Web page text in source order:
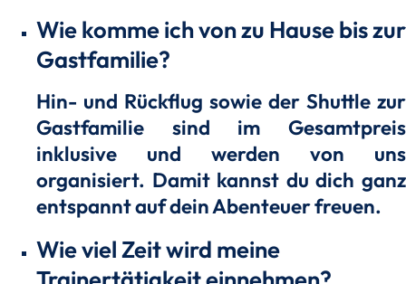
Wie komme ich von zu Hause bis zur
Gastfamilie?
Hin- und Rückflug sowie der Shuttle zur
Gastfamilie sind im Gesamtpreis
inklusive und werden von uns
organisiert. Damit kannst du dich ganz
entspannt auf dein Abenteuer freuen.
Wie viel Zeit wird meine